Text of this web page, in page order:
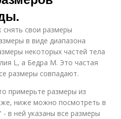
снять свои размеры
в виде диапазона
некоторых частей тела
L, а Бедра M. Это частая
размеры совпадают.
примерьте размеры из
ниже можно посмотреть в
в ней указаны все размеры